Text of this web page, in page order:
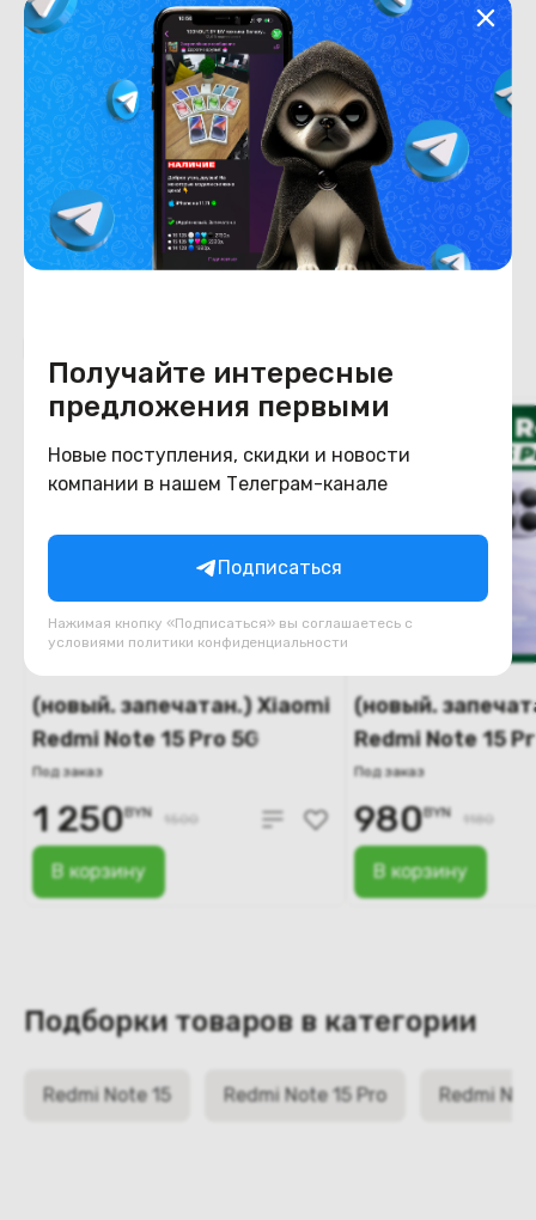
Получайте интересные
предложения первыми
Новые поступления, скидки и новости
компании в нашем Телеграм-канале
Подписаться
Нажимая кнопку «Подписаться» вы соглашаетесь с
условиями политики конфиденциальности
Хранение данных
Емкость накопителя 256
Конструкция
Цвет титановый
(новый. запечатан.) Xiaomi
Redmi Note 15 Pro 5G
12GB/512GB
международная версия
(титановый)
Под заказ
В корзину
1 250BYN 1500
(новый.
Redmi Note 15
8GB/512GB
международная
(фиолетовый)
Под заказ
В корзину
980BYN 1180
Подборки товаров в категории
Redmi Note 15 Redmi Note 15 Pro Redmi